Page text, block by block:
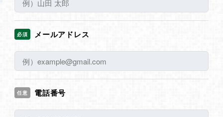
必須 メールアドレス
任意 電話番号